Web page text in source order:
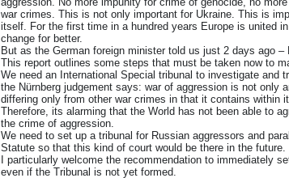
war crimes. This is not only important for Ukraine. This is
itself. For the first time in a hundred years Europe is united
change for better.
But as the German foreign minister told us just 2 days ago –
This report outlines some steps that must be taken now to
We need an International Special tribunal to investigate and
the Nürnberg judgement says: war of aggression is not only
differing only from other war crimes in that it contains within
Therefore, its alarming that the World has not been able to
the crime of aggression.
We need to set up a tribunal for Russian aggressors and
Statute so that this kind of court would be there in the future.
I particularly welcome the recommendation to immediately
even if the Tribunal is not yet formed.